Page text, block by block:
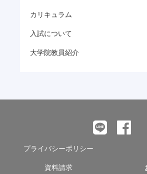
カリキュラム
入試について
大学院教員紹介
プライバシーポリシー
資料請求